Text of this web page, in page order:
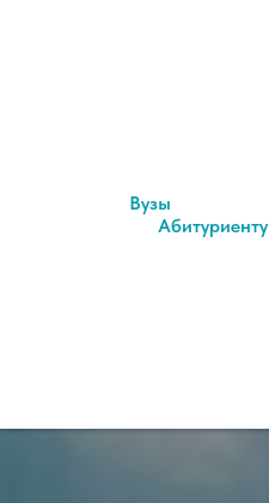
Вузы
Абитуриенту